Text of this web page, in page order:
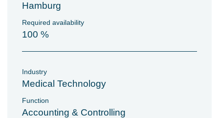
Hamburg
Required availability
100 %
Industry
Medical Technology
Function
Accounting & Controlling